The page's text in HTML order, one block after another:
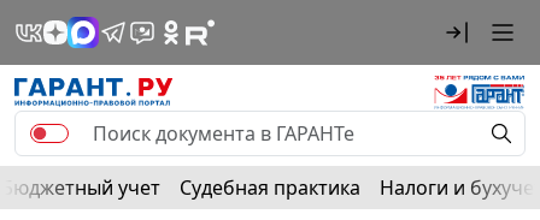
Бюджетный учет Судебная практика Налоги и